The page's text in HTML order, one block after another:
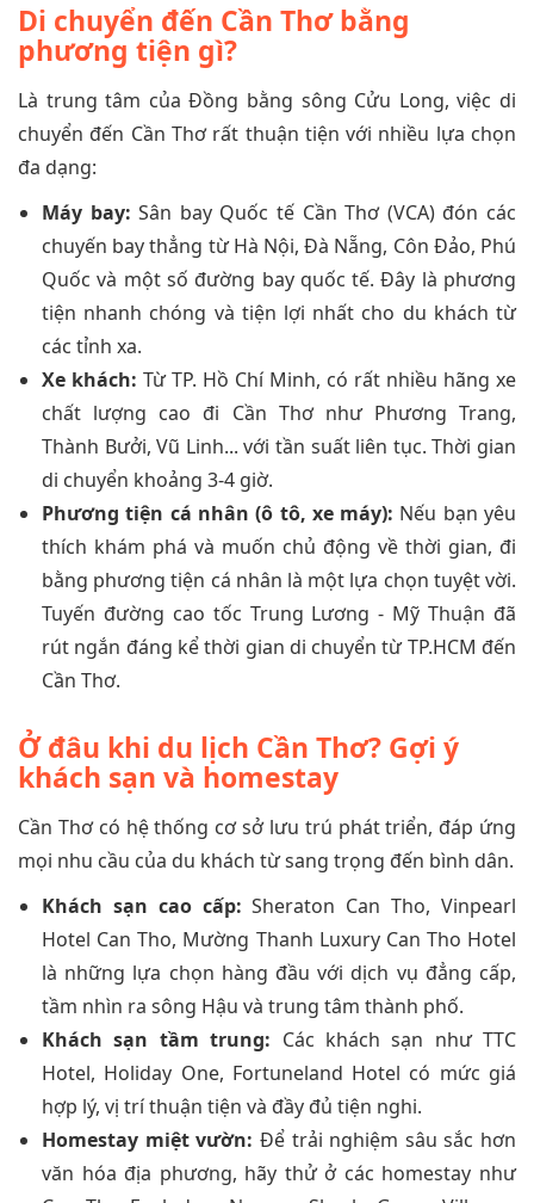
Di chuyển đến Cần Thơ bằng
phương tiện gì?
Là trung tâm của Đồng bằng sông Cửu Long, việc di
chuyển đến Cần Thơ rất thuận tiện với nhiều lựa chọn
đa dạng:
Máy bay: Sân bay Quốc tế Cần Thơ (VCA) đón các
chuyến bay thẳng từ Hà Nội, Đà Nẵng, Côn Đảo, Phú
Quốc và một số đường bay quốc tế. Đây là phương
tiện nhanh chóng và tiện lợi nhất cho du khách từ
các tỉnh xa.
Xe khách: Từ TP. Hồ Chí Minh, có rất nhiều hãng xe
chất lượng cao đi Cần Thơ như Phương Trang,
Thành Bưởi, Vũ Linh... với tần suất liên tục. Thời gian
di chuyển khoảng 3-4 giờ.
Phương tiện cá nhân (ô tô, xe máy): Nếu bạn yêu
thích khám phá và muốn chủ động về thời gian, đi
bằng phương tiện cá nhân là một lựa chọn tuyệt vời.
Tuyến đường cao tốc Trung Lương - Mỹ Thuận đã
rút ngắn đáng kể thời gian di chuyển từ TP.HCM đến
Cần Thơ.
Ở đâu khi du lịch Cần Thơ? Gợi ý
khách sạn và homestay
Cần Thơ có hệ thống cơ sở lưu trú phát triển, đáp ứng
mọi nhu cầu của du khách từ sang trọng đến bình dân.
Khách sạn cao cấp: Sheraton Can Tho, Vinpearl
Hotel Can Tho, Mường Thanh Luxury Can Tho Hotel
là những lựa chọn hàng đầu với dịch vụ đẳng cấp,
tầm nhìn ra sông Hậu và trung tâm thành phố.
Khách sạn tầm trung: Các khách sạn như TTC
Hotel, Holiday One, Fortuneland Hotel có mức giá
hợp lý, vị trí thuận tiện và đầy đủ tiện nghi.
Homestay miệt vườn: Để trải nghiệm sâu sắc hơn
văn hóa địa phương, hãy thử ở các homestay như